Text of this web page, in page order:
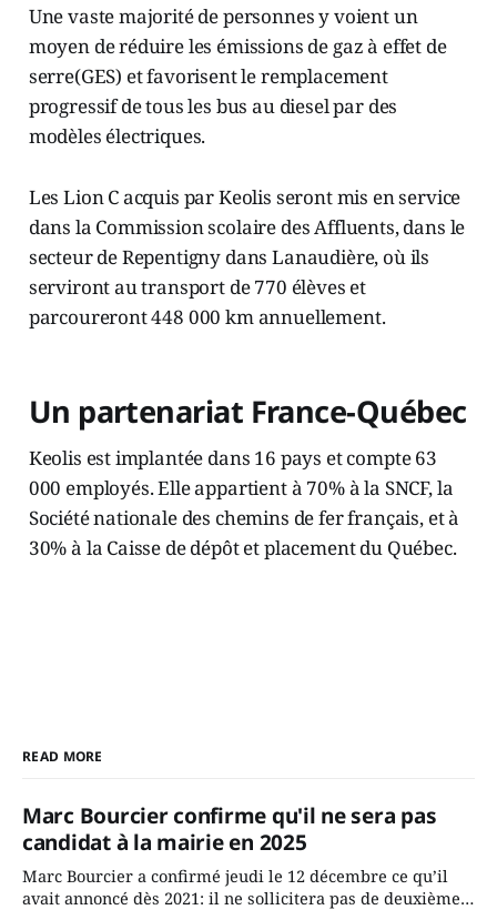
Une vaste majorité de personnes y voient un
moyen de réduire les émissions de gaz à effet de
serre(GES) et favorisent le remplacement
progressif de tous les bus au diesel par des
modèles électriques.
Les Lion C acquis par Keolis seront mis en service
dans la Commission scolaire des Affluents, dans le
secteur de Repentigny dans Lanaudière, où ils
serviront au transport de 770 élèves et
parcoureront 448 000 km annuellement.
Un partenariat France-Québec
Keolis est implantée dans 16 pays et compte 63
000 employés. Elle appartient à 70% à la SNCF, la
Société nationale des chemins de fer français, et à
30% à la Caisse de dépôt et placement du Québec.
READ MORE
Marc Bourcier confirme qu'il ne sera pas
candidat à la mairie en 2025
Marc Bourcier a confirmé jeudi le 12 décembre ce qu’il
avait annoncé dès 2021: il ne sollicitera pas de deuxième